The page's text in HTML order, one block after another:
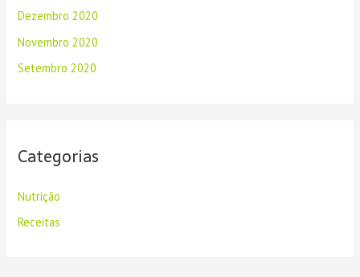
Dezembro 2020
Novembro 2020
Setembro 2020
Categorias
Nutrição
Receitas